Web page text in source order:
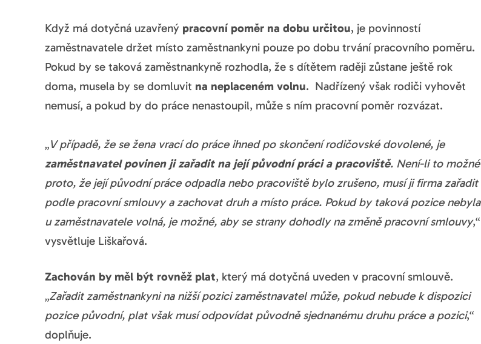
Když má dotyčná uzavřený pracovní poměr na dobu určitou, je povinností
zaměstnavatele držet místo zaměstnankyni pouze po dobu trvání pracovního poměru.
Pokud by se taková zaměstnankyně rozhodla, že s dítětem raději zůstane ještě rok
doma, musela by se domluvit na neplaceném volnu. Nadřízený však rodiči vyhovět
nemusí, a pokud by do práce nenastoupil, může s ním pracovní poměr rozvázat.
„V případě, že se žena vrací do práce ihned po skončení rodičovské dovolené, je
zaměstnavatel povinen ji zařadit na její původní práci a pracoviště. Není-li to možné
proto, že její původní práce odpadla nebo pracoviště bylo zrušeno, musí ji firma zařadit
podle pracovní smlouvy a zachovat druh a místo práce. Pokud by taková pozice nebyla
u zaměstnavatele volná, je možné, aby se strany dohodly na změně pracovní smlouvy,“
vysvětluje Liškařová.
Zachován by měl být rovněž plat, který má dotyčná uveden v pracovní smlouvě.
„Zařadit zaměstnankyni na nižší pozici zaměstnavatel může, pokud nebude k dispozici
pozice původní, plat však musí odpovídat původně sjednanému druhu práce a pozici,“
doplňuje.